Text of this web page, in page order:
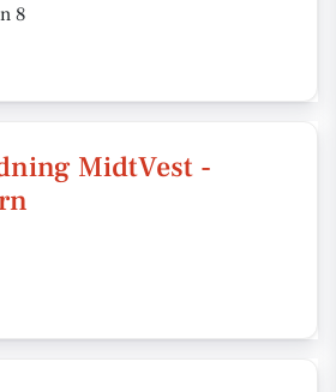
8
MidtVest -